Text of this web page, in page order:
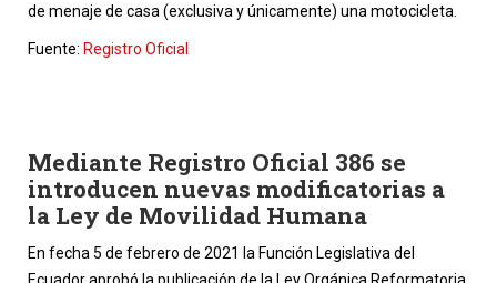
de menaje de casa (exclusiva y únicamente) una motocicleta.
Fuente: Registro Oficial
Mediante Registro Oficial 386 se
introducen nuevas modificatorias a
la Ley de Movilidad Humana
En fecha 5 de febrero de 2021 la Función Legislativa del